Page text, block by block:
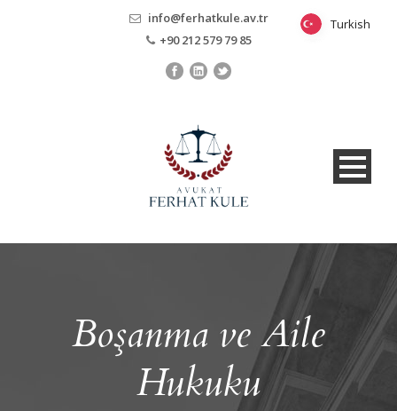
info@ferhatkule.av.tr
+90 212 579 79 85
Boşanma ve Aile
Hukuku
Turkish
Turkish